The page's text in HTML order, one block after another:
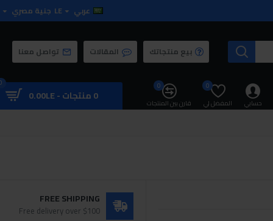
عربي LE جنية مصري
بيع منتجاتك المقالات تواصل معنا
حسابي المفضل لي
0
قارن بين المنتجات
0
0 منتجات - 0.00LE
FREE SHIPPING
Free delivery over $100